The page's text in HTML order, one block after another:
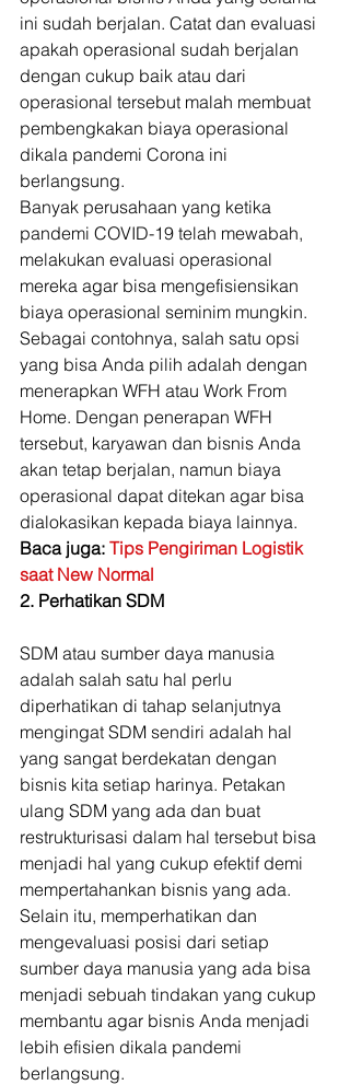
ini sudah berjalan. Catat dan evaluasi
apakah operasional sudah berjalan
dengan cukup baik atau dari
operasional tersebut malah membuat
pembengkakan biaya operasional
dikala pandemi Corona ini
berlangsung.
Banyak perusahaan yang ketika
pandemi COVID-19 telah mewabah,
melakukan evaluasi operasional
mereka agar bisa mengefisiensikan
biaya operasional seminim mungkin.
Sebagai contohnya, salah satu opsi
yang bisa Anda pilih adalah dengan
menerapkan WFH atau Work From
Home. Dengan penerapan WFH
tersebut, karyawan dan bisnis Anda
akan tetap berjalan, namun biaya
operasional dapat ditekan agar bisa
dialokasikan kepada biaya lainnya.
Baca juga: Tips Pengiriman Logistik
saat New Normal
2. Perhatikan SDM
SDM atau sumber daya manusia
adalah salah satu hal perlu
diperhatikan di tahap selanjutnya
mengingat SDM sendiri adalah hal
yang sangat berdekatan dengan
bisnis kita setiap harinya. Petakan
ulang SDM yang ada dan buat
restrukturisasi dalam hal tersebut bisa
menjadi hal yang cukup efektif demi
mempertahankan bisnis yang ada.
Selain itu, memperhatikan dan
mengevaluasi posisi dari setiap
sumber daya manusia yang ada bisa
menjadi sebuah tindakan yang cukup
membantu agar bisnis Anda menjadi
lebih efisien dikala pandemi
berlangsung.